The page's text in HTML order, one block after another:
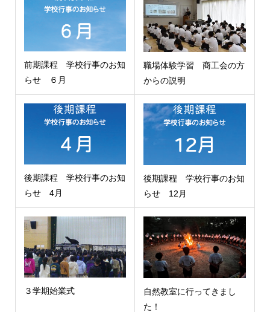
前期課程 学校行事のお知
らせ ６月
職場体験学習 商工会の方
からの説明
後期課程 学校行事のお知
らせ 4月
後期課程 学校行事のお知
らせ 12月
３学期始業式
自然教室に行ってきまし
た！